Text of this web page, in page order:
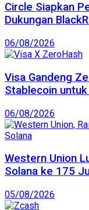
Circle Siapkan
Dukungan
06/08/2026
Visa Gandeng
Stablecoin untuk
06/08/2026
Western Union
Solana ke 175
05/08/2026